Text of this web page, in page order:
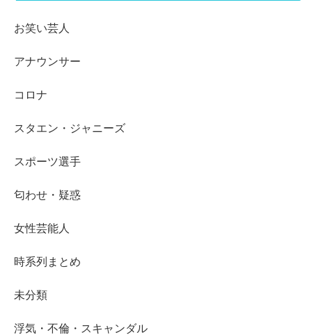
お笑い芸人
アナウンサー
コロナ
スタエン・ジャニーズ
スポーツ選手
匂わせ・疑惑
女性芸能人
時系列まとめ
未分類
浮気・不倫・スキャンダル